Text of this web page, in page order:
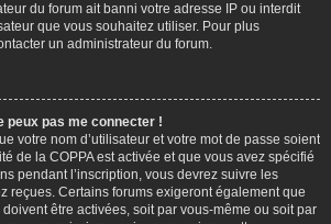
du forum ait banni votre adresse IP ou interdit
que vous souhaitez utiliser. Pour plus
un administrateur du forum.
peux pas me connecter !
votre nom d’utilisateur et votre mot de passe soient
de la COPPA est activée et que vous avez spécifié
pendant l’inscription, vous devrez suivre les
reçues. Certains forums exigeront également que
être activées, soit par vous-même ou soit par